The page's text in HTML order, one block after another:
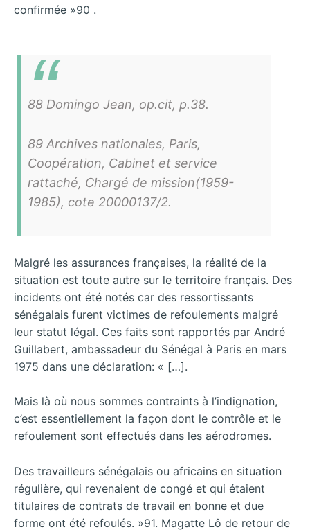
confirmée »90 .
88 Domingo Jean, op.cit, p.38.
89 Archives nationales, Paris,
Coopération, Cabinet et service
rattaché, Chargé de mission(1959-
1985), cote 20000137/2.
Malgré les assurances françaises, la réalité de la
situation est toute autre sur le territoire français. Des
incidents ont été notés car des ressortissants
sénégalais furent victimes de refoulements malgré
leur statut légal. Ces faits sont rapportés par André
Guillabert, ambassadeur du Sénégal à Paris en mars
1975 dans une déclaration: « […].
Mais là où nous sommes contraints à l’indignation,
c’est essentiellement la façon dont le contrôle et le
refoulement sont effectués dans les aérodromes.
Des travailleurs sénégalais ou africains en situation
régulière, qui revenaient de congé et qui étaient
titulaires de contrats de travail en bonne et due
forme ont été refoulés. »91. Magatte Lô de retour de